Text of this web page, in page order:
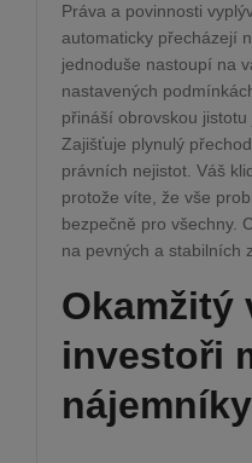
Práva a povinnosti
automaticky přecházejí
jednoduše nastoupí na
nastavených
přináší obrovskou
Zajišťuje plynulý
právních nejistot. Váš
protože víte, že vše
bezpečně pro všechny.
na pevných a stabilních
Okamžitý
investoři
nájemníky